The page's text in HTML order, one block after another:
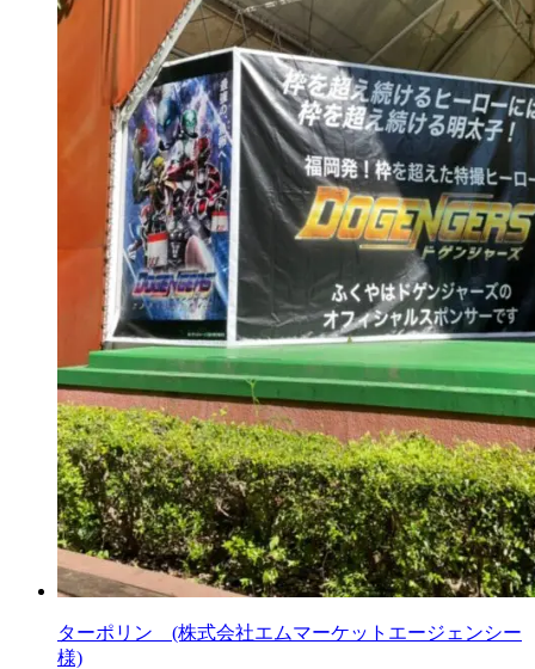
ターポリン (株式会社エムマーケットエージェンシー
様)